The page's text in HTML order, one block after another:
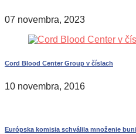
07 novembra, 2023
Cord Blood Center Group v číslach
10 novembra, 2016
Európska komisia schválila množenie